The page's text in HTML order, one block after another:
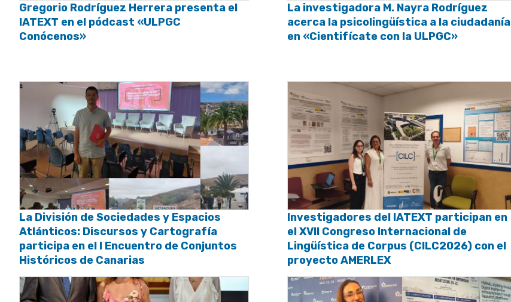
Gregorio Rodríguez Herrera presenta el
IATEXT en el pódcast «ULPGC
Conócenos»
La investigadora M. Nayra Rodríguez
acerca la psicolingüística a la ciudadanía
en «Cientifícate con la ULPGC»
La División de Sociedades y Espacios
Atlánticos: Discursos y Cartografía
participa en el I Encuentro de Conjuntos
Históricos de Canarias
Investigadores del IATEXT participan en
el XVII Congreso Internacional de
Lingüística de Corpus (CILC2026) con el
proyecto AMERLEX